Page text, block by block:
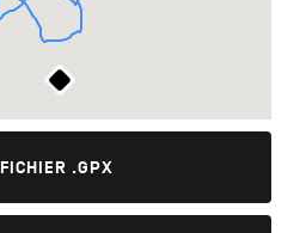
FICHIER .GPX